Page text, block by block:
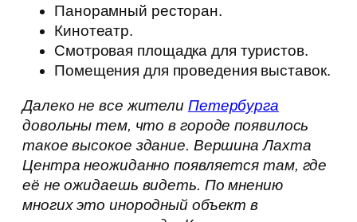
Панорамный ресторан.
Кинотеатр.
Смотровая площадка для туристов.
Помещения для проведения выставок.
Далеко не все жители Петербурга
довольны тем, что в городе появилось
такое высокое здание. Вершина Лахта
Центра неожиданно появляется там, где
её не ожидаешь видеть. По мнению
многих это инородный объект в